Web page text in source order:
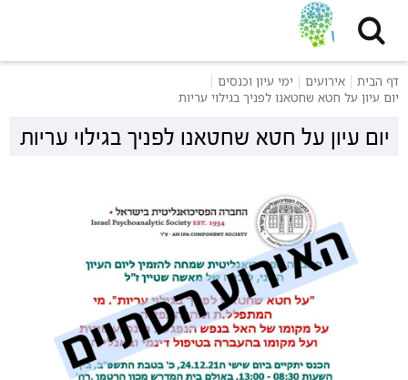
דף הבית אירועים
ימי עיון וכנסים
יום עיון על חטא שחטאנו לפניך בגילוי עריות
יום עיון על חטא שחטאנו לפניך בגילוי עריות